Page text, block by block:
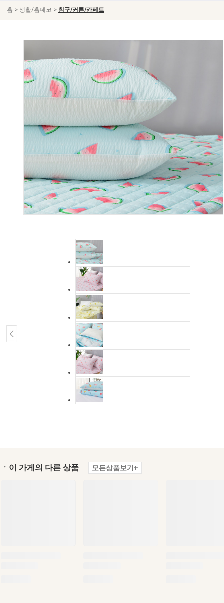
홈 > 생활/홈데코 > 침구/커튼/카페트
ㆍ이 가게의 다른 상품 모든상품보기+